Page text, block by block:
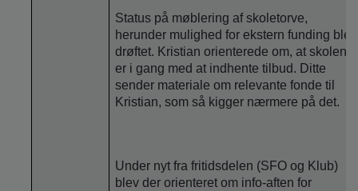
Status på møblering af skoletorve,
herunder mulighed for ekstern funding blev
drøftet. Kristian orienterede om, at skolen
er i gang med at indhente tilbud. Ditte
sender materiale om relevante fonde til
Kristian, som så kigger nærmere på det.
Under nyt fra fritidsdelen (SFO og Klub)
blev der orienteret om info-aften for